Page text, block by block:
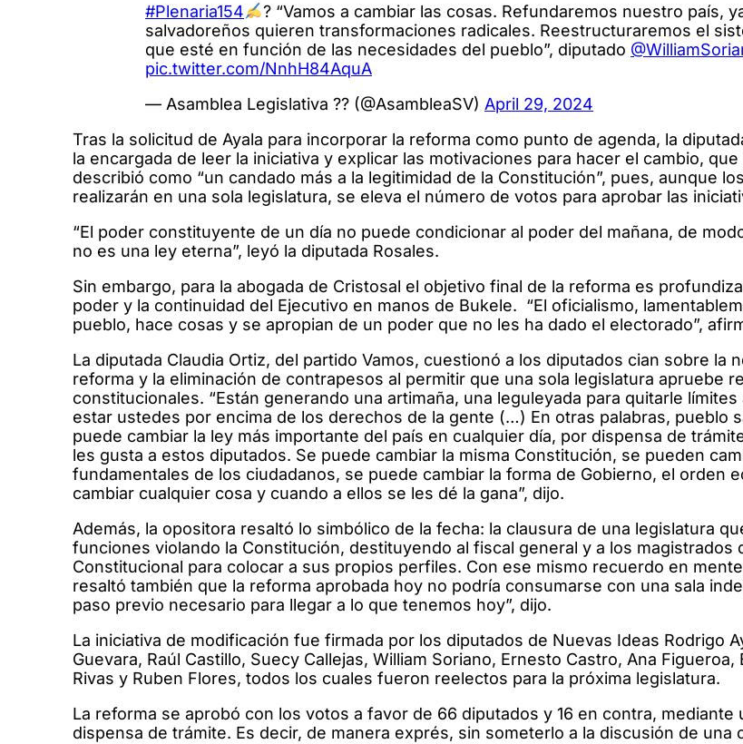
#Plenaria154
? “Vamos a cambiar las cosas. Refundaremos nuestro país,
salvadoreños quieren transformaciones radicales. Reestructuraremos el
que esté en función de las necesidades del pueblo”, diputado
pic.twitter.com/NnhH84AquA
— Asamblea Legislativa ?? (@AsambleaSV) April 29, 2024
Tras la solicitud de Ayala para incorporar la reforma como punto de agenda, la
la encargada de leer la iniciativa y explicar las motivaciones para hacer el cambio, que
describió como “un candado más a la legitimidad de la Constitución”, pues, aunque
realizarán en una sola legislatura, se eleva el número de votos para aprobar las
“El poder constituyente de un día no puede condicionar al poder del mañana, de
no es una ley eterna”, leyó la diputada Rosales.
Sin embargo, para la abogada de Cristosal el objetivo final de la reforma es
poder y la continuidad del Ejecutivo en manos de Bukele. “El oficialismo,
pueblo, hace cosas y se apropian de un poder que no les ha dado el electorado”,
La diputada Claudia Ortiz, del partido Vamos, cuestionó a los diputados cian sobre la
reforma y la eliminación de contrapesos al permitir que una sola legislatura apruebe
constitucionales. “Están generando una artimaña, una leguleyada para quitarle límites
estar ustedes por encima de los derechos de la gente (…) En otras palabras, pueblo
puede cambiar la ley más importante del país en cualquier día, por dispensa de
les gusta a estos diputados. Se puede cambiar la misma Constitución, se pueden
fundamentales de los ciudadanos, se puede cambiar la forma de Gobierno, el orden
cambiar cualquier cosa y cuando a ellos se les dé la gana”, dijo.
Además, la opositora resaltó lo simbólico de la fecha: la clausura de una legislatura
funciones violando la Constitución, destituyendo al fiscal general y a los magistrados
Constitucional para colocar a sus propios perfiles. Con ese mismo recuerdo en
resaltó también que la reforma aprobada hoy no podría consumarse con una sala
paso previo necesario para llegar a lo que tenemos hoy”, dijo.
La iniciativa de modificación fue firmada por los diputados de Nuevas Ideas Rodrigo
Guevara, Raúl Castillo, Suecy Callejas, William Soriano, Ernesto Castro, Ana Figueroa,
Rivas y Ruben Flores, todos los cuales fueron reelectos para la próxima legislatura.
La reforma se aprobó con los votos a favor de 66 diputados y 16 en contra, mediante
dispensa de trámite. Es decir, de manera exprés, sin someterlo a la discusión de una